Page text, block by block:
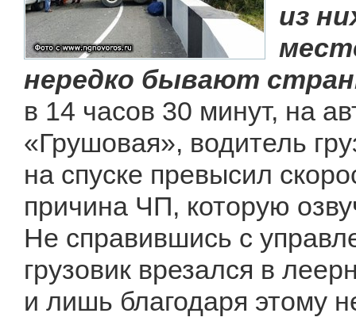
из
нередко бывают
в 14 часов 30 минут, на
«Грушовая», водитель
на спуске превысил
причина ЧП, которую
Не справившись с
грузовик врезался в
и лишь благодаря этому